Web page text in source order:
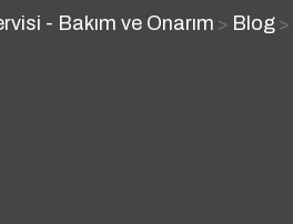
- Bakım ve Onarım > Blog>